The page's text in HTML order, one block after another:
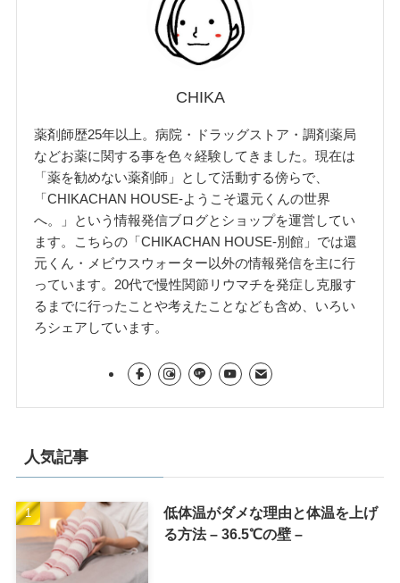
CHIKA
薬剤師歴25年以上。病院・ドラッグストア・調剤薬局
などお薬に関する事を色々経験してきました。現在は
「薬を勧めない薬剤師」として活動する傍らで、
「CHIKACHAN HOUSE-ようこそ還元くんの世界
へ。」という情報発信ブログとショップを運営してい
ます。こちらの「CHIKACHAN HOUSE-別館」では還
元くん・メビウスウォーター以外の情報発信を主に行
っています。20代で慢性関節リウマチを発症し克服す
るまでに行ったことや考えたことなども含め、いろい
ろシェアしています。
人気記事
低体温がダメな理由と体温を上げ
る方法 – 36.5℃の壁 –